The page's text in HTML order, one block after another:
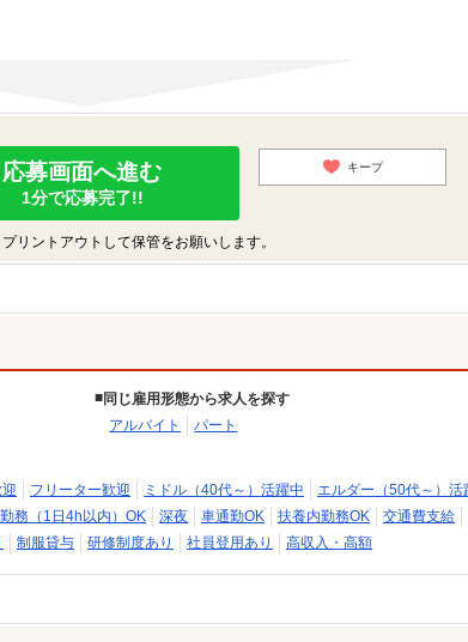
応募画面へ進む
1分で応募完了!!
キープ
リントアウトして保管をお願いします。
同じ雇用形態から求人を探す
アルバイト
パート
フリーター歓迎 ミドル（40代～）活躍中
エルダー（50代～）活
務（1日4h以内）OK 深夜 車通勤OK 扶養内勤務OK
交通費支給
制服貸与 研修制度あり 社員登用あり 高収入・高額